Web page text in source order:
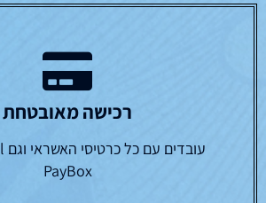
רכישה מאובטחת
PayBox